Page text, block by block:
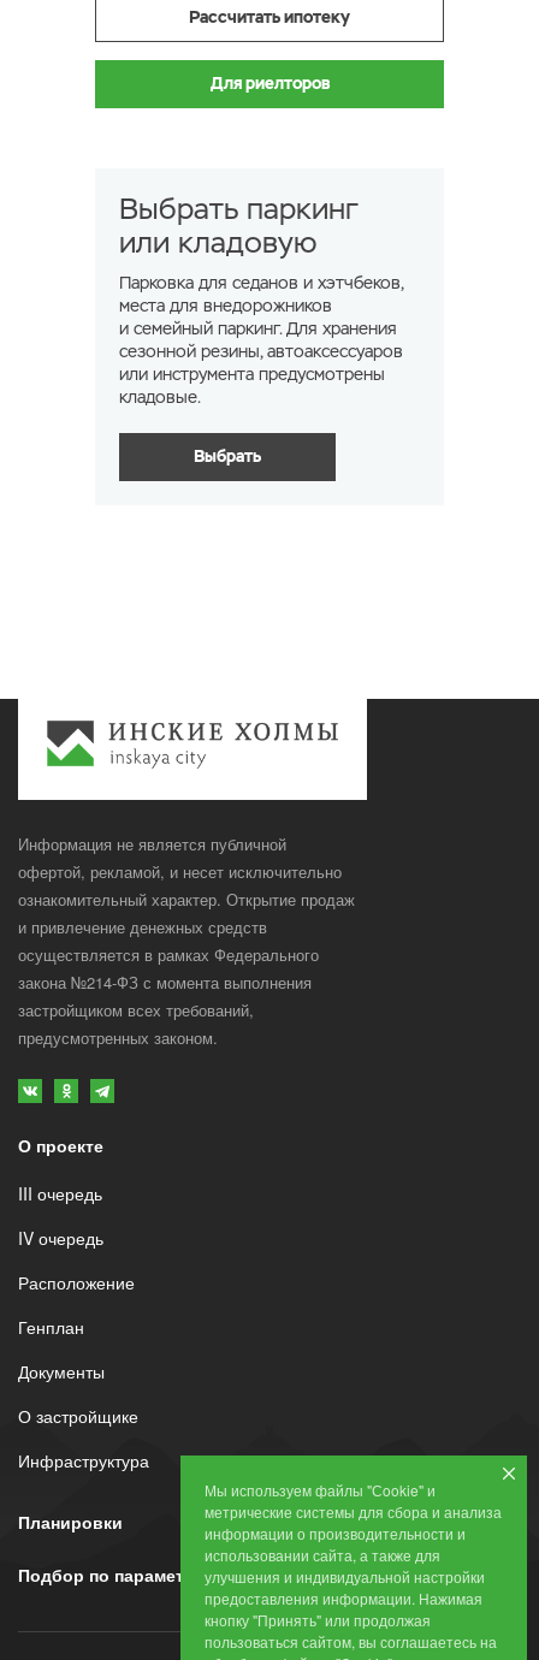
Рассчитать ипотеку
Для риелторов
Выбрать паркинг
или кладовую
Парковка для седанов и хэтчбеков,
места для внедорожников
и семейный паркинг. Для хранения
сезонной резины, автоаксессуаров
или инструмента предусмотрены
кладовые.
Выбрать
Информация не является публичной
офертой, рекламой, и несет исключительно
ознакомительный характер. Открытие продаж
и привлечение денежных средств
осуществляется в рамках Федерального
закона №214-ФЗ с момента выполнения
застройщиком всех требований,
предусмотренных законом.
О проекте
III очередь
IV очередь
Расположение
Генплан
Документы
О застройщике
Инфраструктура
Планировки
Подбор по параметрам
Мы используем файлы "Сookie" и
метрические системы для сбора и анализа
информации о производительности и
использовании сайта, а также для
улучшения и индивидуальной настройки
предоставления информации. Нажимая
кнопку "Принять" или продолжая
пользоваться сайтом, вы соглашаетесь на